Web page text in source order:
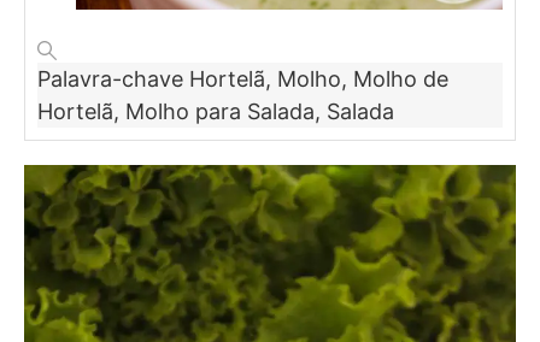
Palavra-chave Hortelã, Molho, Molho de
Hortelã, Molho para Salada, Salada